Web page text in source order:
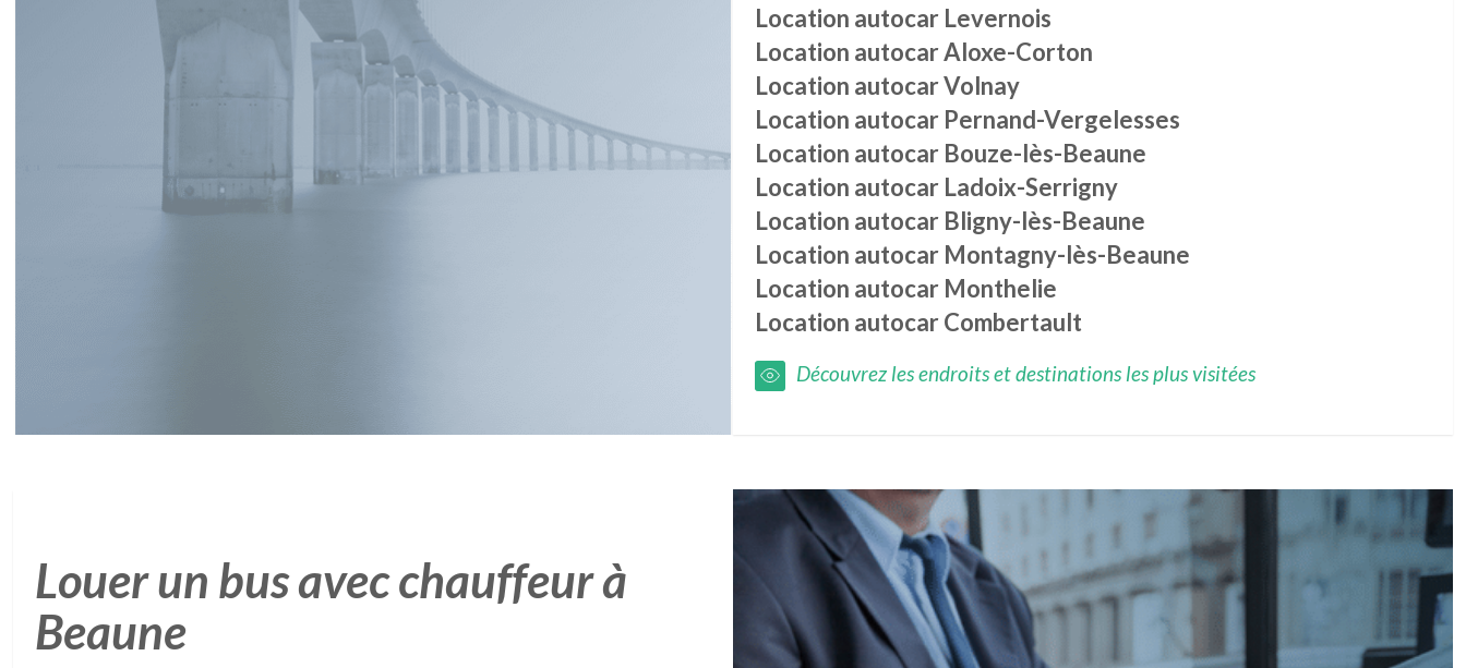
Location autocar Levernois
Location autocarAloxe-Corton
Location autocarVolnay
Location autocar Pernand-Vergelesses
Location autocar Bouze-lès-Beaune
Location autocar Ladoix-Serrigny
Location autocar Bligny-lès-Beaune
Location autocar Montagny-lès-Beaune
Location autocar Monthelie
Location autocarCombertault
Découvrez les endroits et destinations les plus visitées
Louer un bus avec chauffeur à
Beaune